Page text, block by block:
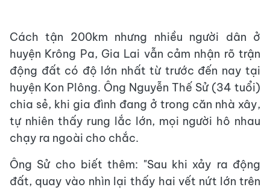
Cách tận 200km nhưng nhiều người dân ở
huyện Krông Pa, Gia Lai vẫn cảm nhận rõ trận
động đất có độ lớn nhất từ trước đến nay tại
huyện Kon Plông. Ông Nguyễn Thế Sử (34 tuổi)
chia sẻ, khi gia đình đang ở trong căn nhà xây,
tự nhiên thấy rung lắc lớn, mọi người hô nhau
chạy ra ngoài cho chắc.
Ông Sử cho biết thêm: "Sau khi xảy ra động
đất, quay vào nhìn lại thấy hai vết nứt lớn trên